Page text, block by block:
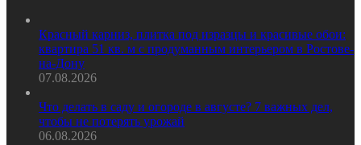
Красный карниз, плитка под изразцы и красивые обои:
квартира 51 кв. м с продуманным интерьером в Ростове-
на-Дону
07.08.2026
Что делать в саду и огороде в августе? 7 важных дел,
чтобы не потерять урожай
06.08.2026